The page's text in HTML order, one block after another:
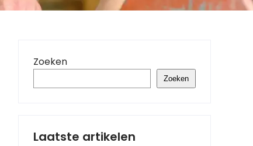
Zoeken
Zoeken
Laatste artikelen